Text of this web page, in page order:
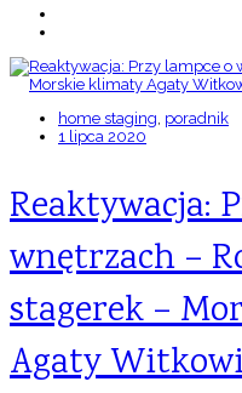
home staging, poradnik
1 lipca 2020
Reaktywacja:
wnętrzach –
stagerek –
Agaty